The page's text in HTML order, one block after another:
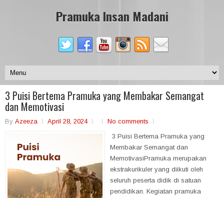
Pramuka Insan Madani
3 Puisi Bertema Pramuka yang Membakar Semangat
dan Memotivasi
By Azeeza April 28, 2024
No comments
3 Puisi Bertema Pramuka yang
Membakar Semangat dan
MemotivasiPramuka merupakan
ekstrakurikuler yang diikuti oleh
seluruh peserta didik di satuan
pendidikan. Kegiatan pramuka